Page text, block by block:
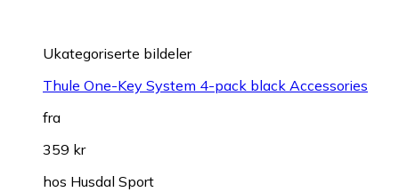
Ukategoriserte bildeler
Thule One-Key System 4-pack black Accessories
fra
359 kr
hos Husdal Sport